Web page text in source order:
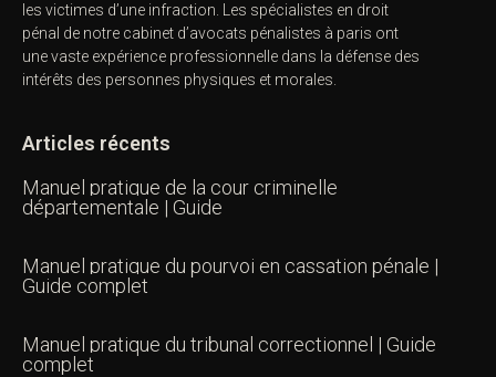
les victimes d’une infraction. Les spécialistes en droit
pénal de notre cabinet d’avocats pénalistes à paris ont
une vaste expérience professionnelle dans la défense des
intérêts des personnes physiques et morales.
Articles récents
Manuel pratique de la cour criminelle
départementale | Guide
Manuel pratique du pourvoi en cassation pénale |
Guide complet
Manuel pratique du tribunal correctionnel | Guide
complet